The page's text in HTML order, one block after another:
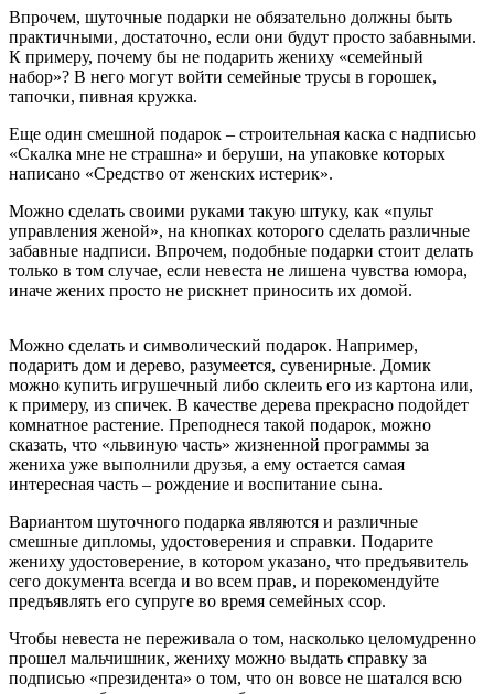
Впрочем, шуточные подарки не обязательно должны быть
практичными, достаточно, если они будут просто забавными.
К примеру, почему бы не подарить жениху «семейный
набор»? В него могут войти семейные трусы в горошек,
тапочки, пивная кружка.
Еще один смешной подарок – строительная каска с надписью
«Скалка мне не страшна» и беруши, на упаковке которых
написано «Средство от женских истерик».
Можно сделать своими руками такую штуку, как «пульт
управления женой», на кнопках которого сделать различные
забавные надписи. Впрочем, подобные подарки стоит делать
только в том случае, если невеста не лишена чувства юмора,
иначе жених просто не рискнет приносить их домой.
Можно сделать и символический подарок. Например,
подарить дом и дерево, разумеется, сувенирные. Домик
можно купить игрушечный либо склеить его из картона или,
к примеру, из спичек. В качестве дерева прекрасно подойдет
комнатное растение. Преподнеся такой подарок, можно
сказать, что «львиную часть» жизненной программы за
жениха уже выполнили друзья, а ему остается самая
интересная часть – рождение и воспитание сына.
Вариантом шуточного подарка являются и различные
смешные дипломы, удостоверения и справки. Подарите
жениху удостоверение, в котором указано, что предъявитель
сего документа всегда и во всем прав, и порекомендуйте
предъявлять его супруге во время семейных ссор.
Чтобы невеста не переживала о том, насколько целомудренно
прошел мальчишник, жениху можно выдать справку за
подписью «президента» о том, что он вовсе не шатался всю